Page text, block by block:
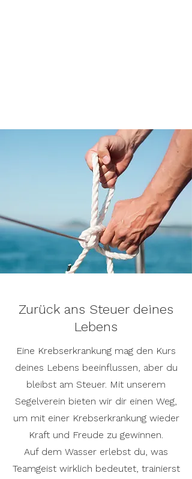
Zurück ans Steuer deines
Lebens
Eine Krebserkrankung mag den Kurs
deines Lebens beeinflussen, aber du
bleibst am Steuer. Mit unserem
Segelverein bieten wir dir einen Weg,
um mit einer Krebserkrankung wieder
Kraft und Freude zu gewinnen.
Auf dem Wasser erlebst du, was
Teamgeist wirklich bedeutet, trainierst